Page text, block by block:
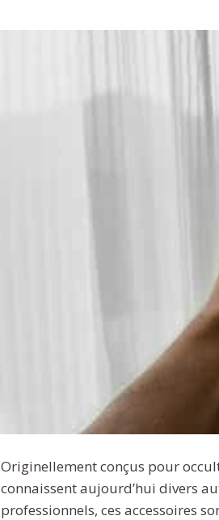
Originellement conçus pour
connaissent aujourd’hui divers
professionnels, ces accessoires